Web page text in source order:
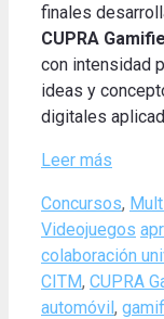
finales
CUPRA
con intensidad
ideas y
digitales
Leer más
Categories
Concursos,
Videojuegos
colaboración
CITM, CUPRA
automóvil,